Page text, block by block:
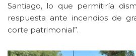
Santiago, lo que permitiría
respuesta ante incendios de
corte patrimonial”.